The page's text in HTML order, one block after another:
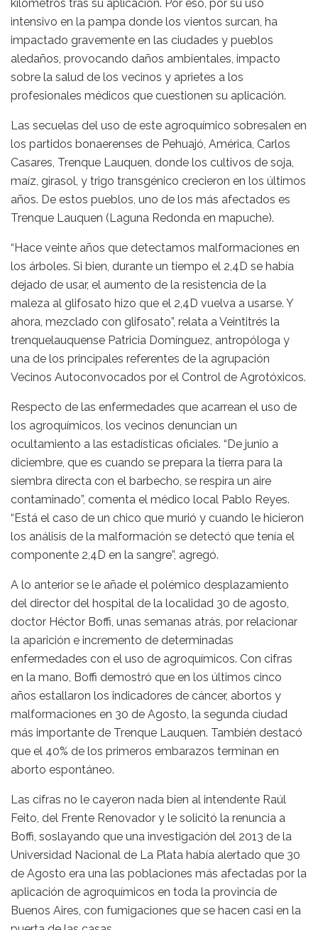
kilómetros tras su aplicación. Por eso, por su uso
intensivo en la pampa donde los vientos surcan, ha
impactado gravemente en las ciudades y pueblos
aledaños, provocando daños ambientales, impacto
sobre la salud de los vecinos y aprietes a los
profesionales médicos que cuestionen su aplicación.
Las secuelas del uso de este agroquímico sobresalen en
los partidos bonaerenses de Pehuajó, América, Carlos
Casares, Trenque Lauquen, donde los cultivos de soja,
maíz, girasol, y trigo transgénico crecieron en los últimos
años. De estos pueblos, uno de los más afectados es
Trenque Lauquen (Laguna Redonda en mapuche).
“Hace veinte años que detectamos malformaciones en
los árboles. Si bien, durante un tiempo el 2,4D se había
dejado de usar, el aumento de la resistencia de la
maleza al glifosato hizo que el 2,4D vuelva a usarse. Y
ahora, mezclado con glifosato”, relata a Veintitrés la
trenquelauquense Patricia Domínguez, antropóloga y
una de los principales referentes de la agrupación
Vecinos Autoconvocados por el Control de Agrotóxicos.
Respecto de las enfermedades que acarrean el uso de
los agroquímicos, los vecinos denuncian un
ocultamiento a las estadísticas oficiales. “De junio a
diciembre, que es cuando se prepara la tierra para la
siembra directa con el barbecho, se respira un aire
contaminado”, comenta el médico local Pablo Reyes.
“Está el caso de un chico que murió y cuando le hicieron
los análisis de la malformación se detectó que tenía el
componente 2,4D en la sangre”, agregó.
A lo anterior se le añade el polémico desplazamiento
del director del hospital de la localidad 30 de agosto,
doctor Héctor Boffi, unas semanas atrás, por relacionar
la aparición e incremento de determinadas
enfermedades con el uso de agroquímicos. Con cifras
en la mano, Boffi demostró que en los últimos cinco
años estallaron los indicadores de cáncer, abortos y
malformaciones en 30 de Agosto, la segunda ciudad
más importante de Trenque Lauquen. También destacó
que el 40% de los primeros embarazos terminan en
aborto espontáneo.
Las cifras no le cayeron nada bien al intendente Raúl
Feito, del Frente Renovador y le solicitó la renuncia a
Boffi, soslayando que una investigación del 2013 de la
Universidad Nacional de La Plata había alertado que 30
de Agosto era una las poblaciones más afectadas por la
aplicación de agroquímicos en toda la provincia de
Buenos Aires, con fumigaciones que se hacen casi en la